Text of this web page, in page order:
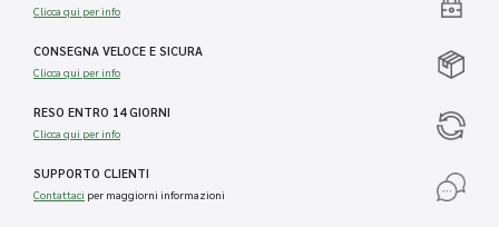
Clicca qui per info
CONSEGNA VELOCE E SICURA
Clicca qui per info
RESO ENTRO 14 GIORNI
Clicca qui per info
SUPPORTO CLIENTI
Contattaci per maggiorni informazioni